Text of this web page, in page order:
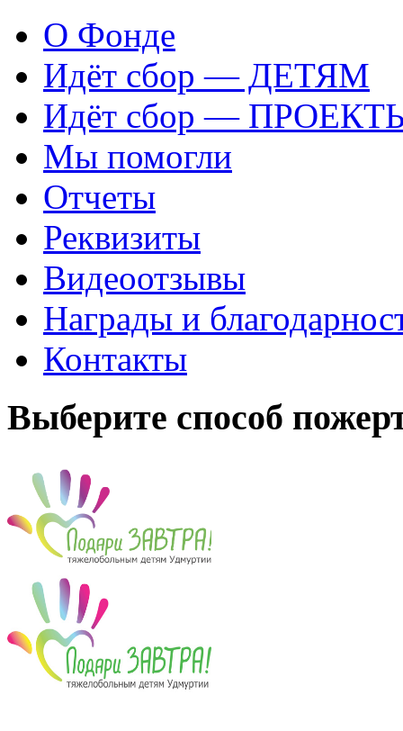
О Фонде
Идёт сбор — ДЕТЯМ
Идёт сбор —
Мы помогли
Отчеты
Реквизиты
Видеоотзывы
Награды и
Контакты
Выберите способ